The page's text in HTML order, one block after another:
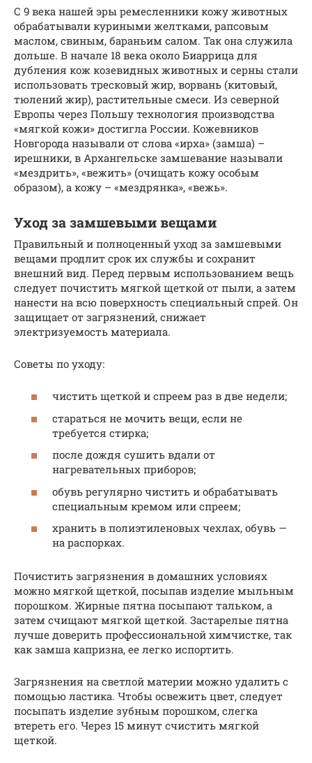
С 9 века нашей эры ремесленники кожу животных
обрабатывали куриными желтками, рапсовым
маслом, свиным, бараньим салом. Так она служила
дольше. В начале 18 века около Биаррица для
дубления кож козевидных животных и серны стали
использовать тресковый жир, ворвань (китовый,
тюлений жир), растительные смеси. Из северной
Европы через Польшу технология производства
«мягкой кожи» достигла России. Кожевников
Новгорода называли от слова «ирха» (замша) –
ирешники, в Архангельске замшевание называли
«мездрить», «вежить» (очищать кожу особым
образом), а кожу – «мездрянка», «вежь».
Уход за замшевыми вещами
Правильный и полноценный уход за замшевыми
вещами продлит срок их службы и сохранит
внешний вид. Перед первым использованием вещь
следует почистить мягкой щеткой от пыли, а затем
нанести на всю поверхность специальный спрей. Он
защищает от загрязнений, снижает
электризуемость материала.
Советы по уходу:
чистить щеткой и спреем раз в две недели;
стараться не мочить вещи, если не
требуется стирка;
после дождя сушить вдали от
нагревательных приборов;
обувь регулярно чистить и обрабатывать
специальным кремом или спреем;
хранить в полиэтиленовых чехлах, обувь —
на распорках.
Почистить загрязнения в домашних условиях
можно мягкой щеткой, посыпав изделие мыльным
порошком. Жирные пятна посыпают тальком, а
затем счищают мягкой щеткой. Застарелые пятна
лучше доверить профессиональной химчистке, так
как замша капризна, ее легко испортить.
Загрязнения на светлой материи можно удалить с
помощью ластика. Чтобы освежить цвет, следует
посыпать изделие зубным порошком, слегка
втереть его. Через 15 минут счистить мягкой
щеткой.